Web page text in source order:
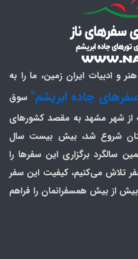
و ادبیات ایران زمین، ما را به
جاده ابریشم" سوق
از شهر مشهد به مقصد کشورهای
شروع شد، بیش بیست سال
در سال 1404 بیستمین سالگرد برگزاری این سفرها را
تلاش می‌کنیم، کیفیت این سفر
از بیش همسفرانمان را فراهم